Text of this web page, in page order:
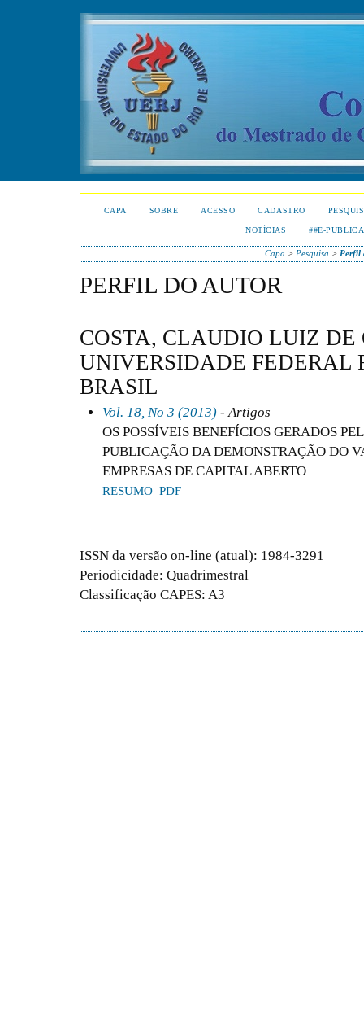
CAPA SOBRE ACESSO CADASTRO
NOTÍCIAS ##E-
Capa > Pesquisa > Perfil
PERFIL DO AUTOR
COSTA, CLAUDIO LUIZ
UNIVERSIDADE FEDERAL
BRASIL
Vol. 18, No 3 (2013) - Artigos
OS POSSÍVEIS BENEFÍCIOS GERADOS
PUBLICAÇÃO DA DEMONSTRAÇÃO DO
EMPRESAS DE CAPITAL ABERTO
RESUMO PDF
ISSN da versão on-line (atual): 1984-3291
Periodicidade: Quadrimestral
Classificação CAPES: A3